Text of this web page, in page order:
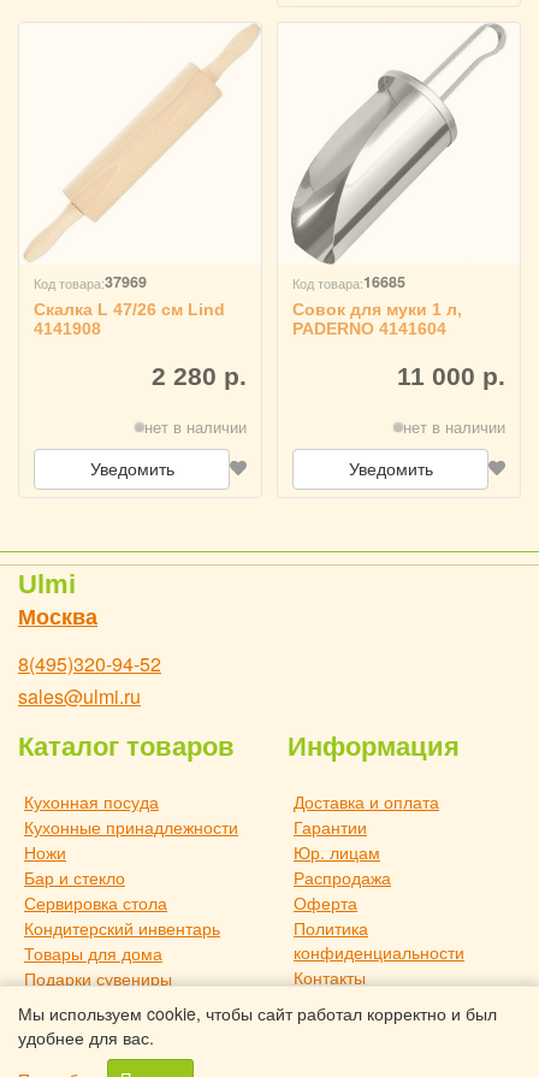
Мы используем cookie, чтобы сайт работал корректно и был
удобнее для вас.
Код товара:37969
Скалка L 47/26 см Lind
4141908
2 280 р.
нет в наличии
Уведомить
Код товара:16685
Совок для муки 1 л,
PADERNO 4141604
11 000 р.
нет в наличии
Уведомить
Ulmi
Москва
8(495)320-94-52
sales@ulmi.ru
Каталог товаров
Кухонная посуда
Кухонные принадлежности
Ножи
Бар и стекло
Сервировка стола
Кондитерский инвентарь
Товары для дома
Подарки сувениры
Дача и отдых
Новое поступление
Товары для дома TouchLife
Информация
Доставка и оплата
Гарантии
Юр. лицам
Распродажа
Оферта
Политика
конфиденциальности
Контакты
О компании
Статьи